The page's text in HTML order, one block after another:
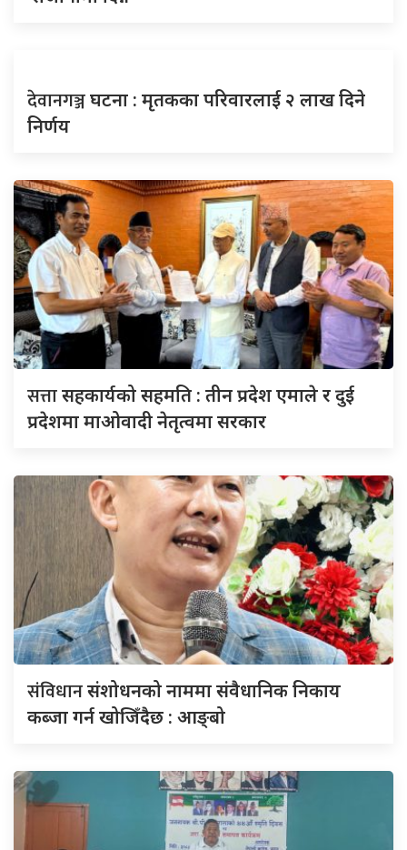
देवानगञ्जघटना : मृतकका परिवारलाई २ लाख दिने
निर्णय
सत्तासहकार्यको सहमति : तीन प्रदेश एमाले र दुई
प्रदेशमा माओवादी नेतृत्वमा सरकार
संविधानसंशोधनको नाममा संवैधानिक निकाय
कब्जा गर्न खोजिँदैछ : आङ्बो